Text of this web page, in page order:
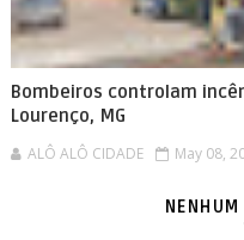
Bombeiros controlam
Lourenço, MG
ALÔ ALÔ CIDADE May 08,